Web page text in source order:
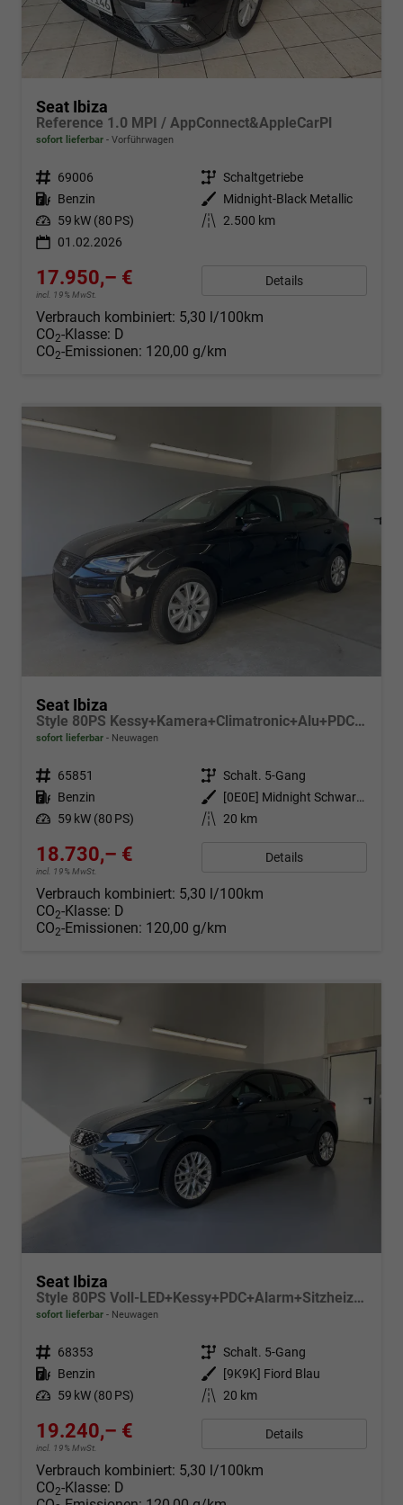
Seat Ibiza
Reference 1.0 MPI / AppConnect&AppleCarPl
sofort lieferbar Vorführwagen
Fahrzeugnr. 69006 Getriebe Schaltgetriebe
Kraftstoff Benzin Außenfarbe
Midnight-Black Metallic
Leistung 59 kW (80 PS) Kilometerstand 2.500 km
01.02.2026
17.950,– €
incl. 19% MwSt.
Details
Verbrauch kombiniert: 5,30 l/100km
CO2-Klasse: D
CO2-Emissionen: 120,00 g/km
Seat Ibiza
Style 80PS Kessy+Kamera+Climatronic+Alu+PDCvohi+Sitzheiz+App-Connect+DAB
sofort lieferbar Neuwagen
Fahrzeugnr. 65851 Getriebe Schalt. 5-Gang
Kraftstoff Benzin Außenfarbe
[0E0E] Midnight Schwarz Metallic
Leistung 59 kW (80 PS) Kilometerstand 20 km
18.730,– €
incl. 19% MwSt.
Details
Verbrauch kombiniert: 5,30 l/100km
CO2-Klasse: D
CO2-Emissionen: 120,00 g/km
Seat Ibiza
Style 80PS Voll-LED+Kessy+PDC+Alarm+Sitzheizung+Kamera+App-Connect
sofort lieferbar Neuwagen
Fahrzeugnr. 68353 Getriebe Schalt. 5-Gang
Kraftstoff Benzin Außenfarbe
[9K9K] Fiord Blau
Leistung 59 kW (80 PS) Kilometerstand 20 km
19.240,– €
incl. 19% MwSt.
Details
Verbrauch kombiniert: 5,30 l/100km
CO2-Klasse: D